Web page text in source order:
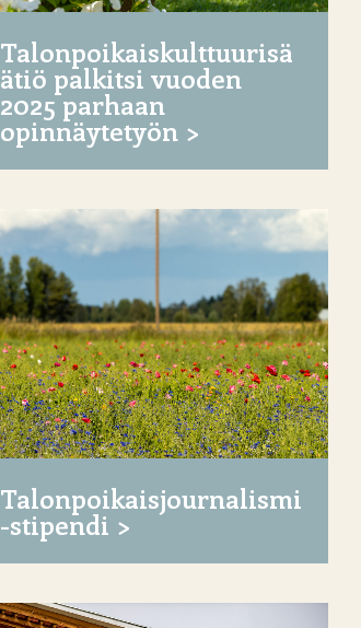
Talonpoikaiskulttuurisä
ätiö palkitsi vuoden
2025 parhaan
opinnäytetyön
Talonpoikaisjournalismi
-stipendi